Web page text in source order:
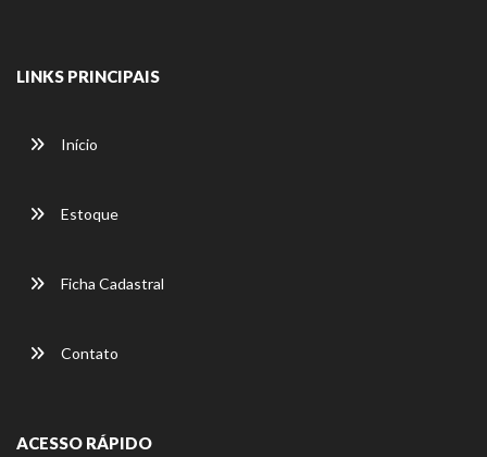
LINKS PRINCIPAIS
Início
Estoque
Ficha Cadastral
Contato
ACESSO RÁPIDO